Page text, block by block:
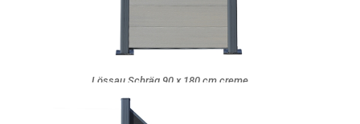
Lössau Schräg 90 x 180 cm creme